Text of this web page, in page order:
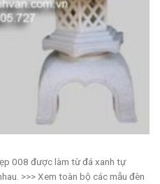
008 được làm từ đá xanh tự
>>> Xem toàn bộ các mẫu đèn